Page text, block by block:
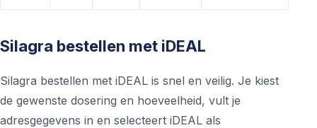
Silagra bestellen met iDEAL
Silagra bestellen met iDEAL is snel en veilig. Je kiest
de gewenste dosering en hoeveelheid, vult je
adresgegevens in en selecteert iDEAL als